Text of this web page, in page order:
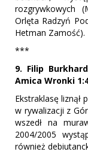
rozgrywkowych
Orlęta Radzyń
Hetman Zamość).
***
9. Filip
Amica Wronki
Ekstraklasę liznął
w rywalizacji z
wszedł na
2004/2005
również